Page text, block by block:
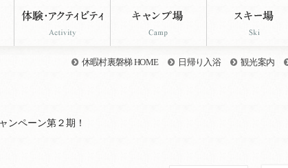
休暇村裏磐梯 HOME 日帰り入浴 観光案内
ンペーン第２期！